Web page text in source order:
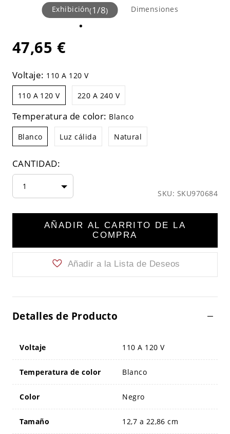
Exhibición(1/8) Dimensiones
47,65 €
Voltaje: 110 A 120 V
110 A 120 V 220 A 240 V
Temperatura de color: Blanco
Blanco Luz cálida Natural
CANTIDAD:
1
SKU: SKU970684
AÑADIR AL CARRITO DE LA
COMPRA
Añadir a la Lista de Deseos
Detalles de Producto
Voltaje 110 A 120 V
Temperatura de color Blanco
Color Negro
Tamaño 12,7 a 22,86 cm